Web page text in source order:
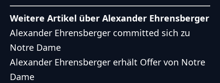
Weitere Artikel über Alexander Ehrensberger
Alexander Ehrensberger committed sich zu
Notre Dame
Alexander Ehrensberger erhält Offer von Notre
Dame